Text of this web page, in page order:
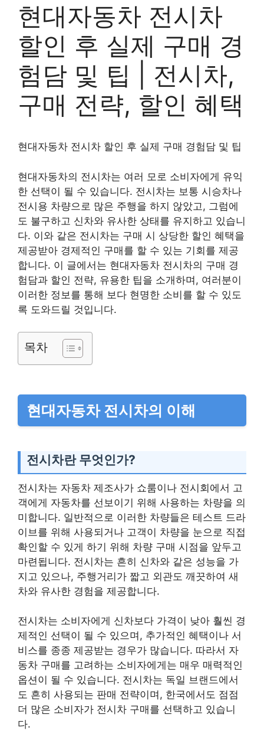
현대자동차 전시차
할인 후 실제 구매 경
험담 및 팁 | 전시차,
구매 전략, 할인 혜택
현대자동차 전시차 할인 후 실제 구매 경험담 및 팁
현대자동차의 전시차는 여러 모로 소비자에게 유익
한 선택이 될 수 있습니다. 전시차는 보통 시승차나
전시용 차량으로 많은 주행을 하지 않았고, 그럼에
도 불구하고 신차와 유사한 상태를 유지하고 있습니
다. 이와 같은 전시차는 구매 시 상당한 할인 혜택을
제공받아 경제적인 구매를 할 수 있는 기회를 제공
합니다. 이 글에서는 현대자동차 전시차의 구매 경
험담과 할인 전략, 유용한 팁을 소개하며, 여러분이
이러한 정보를 통해 보다 현명한 소비를 할 수 있도
록 도와드릴 것입니다.
목차
현대자동차 전시차의 이해
전시차란 무엇인가?
전시차는 자동차 제조사가 쇼룸이나 전시회에서 고
객에게 자동차를 선보이기 위해 사용하는 차량을 의
미합니다. 일반적으로 이러한 차량들은 테스트 드라
이브를 위해 사용되거나 고객이 차량을 눈으로 직접
확인할 수 있게 하기 위해 차량 구매 시점을 앞두고
마련됩니다. 전시차는 흔히 신차와 같은 성능을 가
지고 있으나, 주행거리가 짧고 외관도 깨끗하여 새
차와 유사한 경험을 제공합니다.
전시차는 소비자에게 신차보다 가격이 낮아 훨씬 경
제적인 선택이 될 수 있으며, 추가적인 혜택이나 서
비스를 종종 제공받는 경우가 많습니다. 따라서 자
동차 구매를 고려하는 소비자에게는 매우 매력적인
옵션이 될 수 있습니다. 전시차는 독일 브랜드에서
도 흔히 사용되는 판매 전략이며, 한국에서도 점점
더 많은 소비자가 전시차 구매를 선택하고 있습니
다.